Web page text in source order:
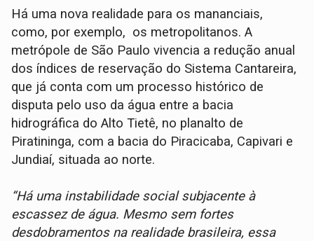
Há uma nova realidade para os mananciais,
como, por exemplo, os metropolitanos. A
metrópole de São Paulo vivencia a redução anual
dos índices de reservação do Sistema Cantareira,
que já conta com um processo histórico de
disputa pelo uso da água entre a bacia
hidrográfica do Alto Tietê, no planalto de
Piratininga, com a bacia do Piracicaba, Capivari e
Jundiaí, situada ao norte.
“Há uma instabilidade social subjacente à
escassez de água. Mesmo sem fortes
desdobramentos na realidade brasileira, essa